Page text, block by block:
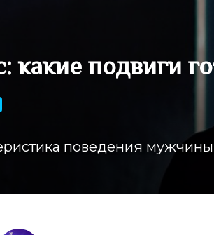
какие подвиги
поведения